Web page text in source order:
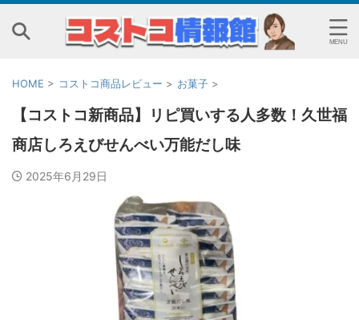
HOME > コストコ商品レビュー > お菓子 >
【コストコ新商品】リピ買いする人多数！久世福
商店しろえびせんべい万能だし味
2025年6月29日